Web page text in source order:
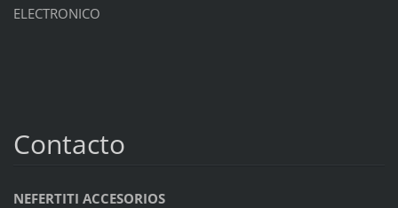
ELECTRONICO
Contacto
NEFERTITI ACCESORIOS